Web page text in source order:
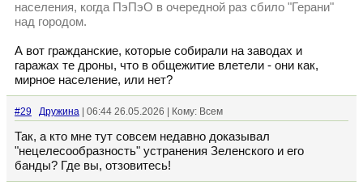
населения, когда ПэПэО в очередной раз сбило "Герани"
над городом.
А вот гражданские, которые собирали на заводах и
гаражах те дроны, что в общежитие влетели - они как,
мирное население, или нет?
#29 Дружина | 06:44 26.05.2026 | Кому: Всем
Так, а кто мне тут совсем недавно доказывал
"нецелесообразность" устранения Зеленского и его
банды? Где вы, отзовитесь!